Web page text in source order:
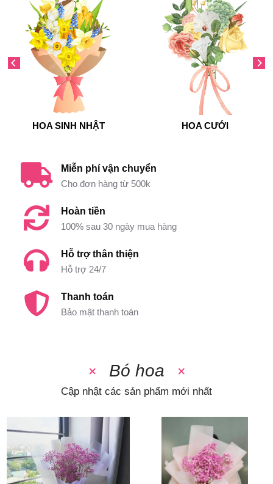
HOA SINH NHẬT HOA CƯỚI
Miễn phí vận chuyển
Cho đơn hàng từ 500k
Hoàn tiền
100% sau 30 ngày mua hàng
Hỗ trợ thân thiện
Hỗ trợ 24/7
Thanh toán
Bảo mật thanh toán
Bó hoa
Cập nhật các sản phẩm mới nhất